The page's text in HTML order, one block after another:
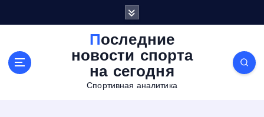
Последние
новости спорта
на сегодня
Спортивная аналитика